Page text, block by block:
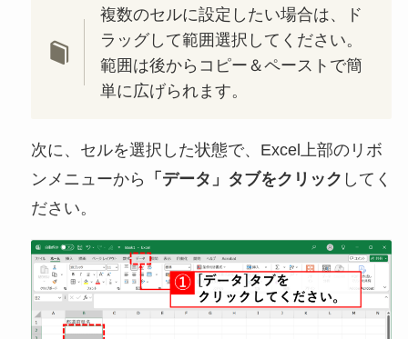
複数のセルに設定したい場合は、ド
ラッグして範囲選択してください。
範囲は後からコピー＆ペーストで簡
単に広げられます。
次に、セルを選択した状態で、Excel上部のリボ
ンメニューから
「データ」タブをクリック してく
ださい。